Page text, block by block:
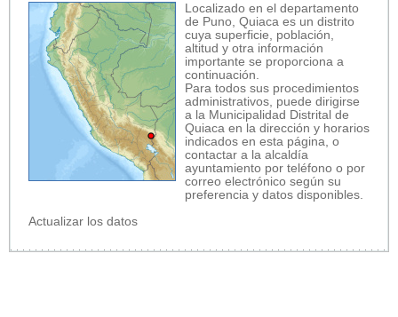
Localizado en el departamento
de Puno, Quiaca es un distrito
cuya superficie, población,
altitud y otra información
importante se proporciona a
continuación.
Para todos sus procedimientos
administrativos, puede dirigirse
a la Municipalidad Distrital de
Quiaca en la dirección y horarios
indicados en esta página, o
contactar a la alcaldía
ayuntamiento por teléfono o por
correo electrónico según su
preferencia y datos disponibles.
Actualizar los datos